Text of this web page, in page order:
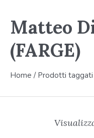
Matteo
(FARGE)
Home / Prodotti taggati